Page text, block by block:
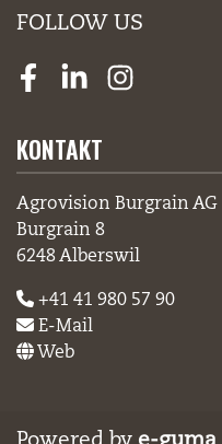
FOLLOW US
FacebookLinkedInInstagram
KONTAKT
Agrovision Burgrain AG
Burgrain 8
6248 Alberswil
+41 41 980 57 90
E-Mail
Web